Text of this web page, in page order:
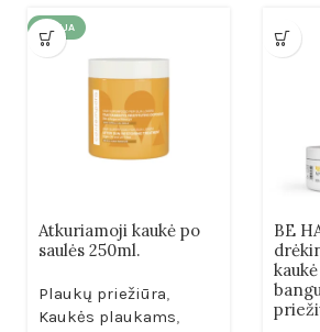
AKCIJA
Atkuriamoji kaukė po
saulės 250ml.
Plaukų priežiūra,
Kaukės plaukams,
BE